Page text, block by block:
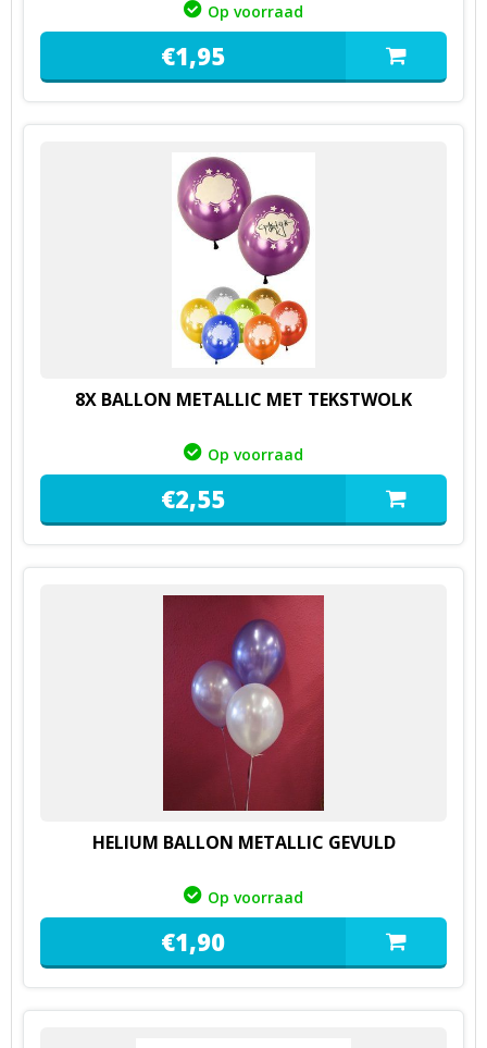
Op voorraad
€1,95
8X BALLON METALLIC MET TEKSTWOLK
Op voorraad
€2,55
HELIUM BALLON METALLIC GEVULD
Op voorraad
€1,90